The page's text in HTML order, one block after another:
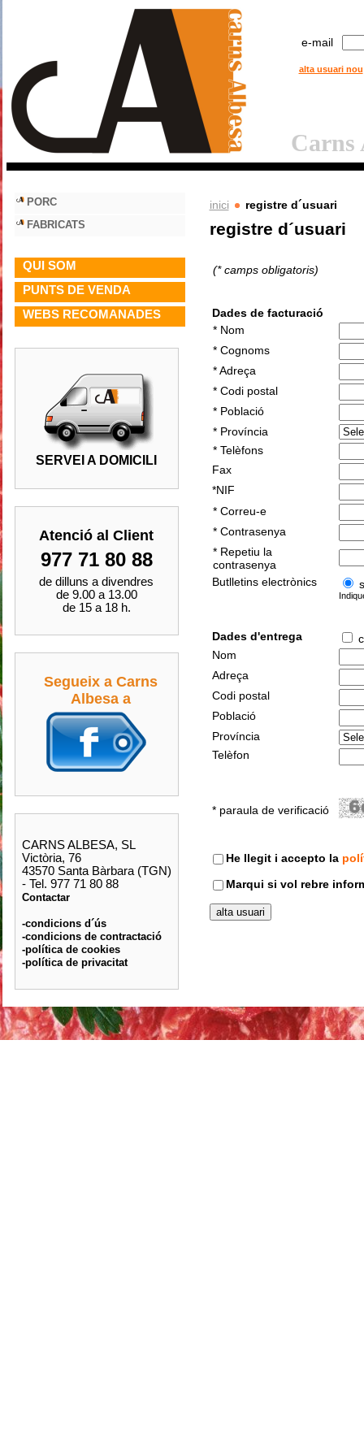
e-mail
alta usuari nou
Carns
inici registre d´usuari
registre d´usuari
(* camps obligatoris)
Dades de facturació
* Nom
* Cognoms
* Adreça
* Codi postal
* Població
* Província
* Telèfons
Fax
*NIF
* Correu-e
* Contrasenya
* Repetiu la
contrasenya
Butlletins electrònics
Dades d'entrega
Nom
Adreça
Codi postal
Població
Província
Telèfon
* paraula de verificació
He llegit i accepto la
Marqui si vol rebre
PORC
FABRICATS
QUI SOM
PUNTS DE VENDA
WEBS RECOMANADES
SERVEI A DOMICILI
Atenció al Client
977 71 80 88
de dilluns a divendres
de 9.00 a 13.00
de 15 a 18 h.
Segueix a Carns
Albesa a
CARNS ALBESA, SL
Victòria, 76
43570 Santa Bàrbara (TGN)
- Tel. 977 71 80 88
Contactar
-condicions d´ús
-condicions de contractació
-política de cookies
-política de privacitat